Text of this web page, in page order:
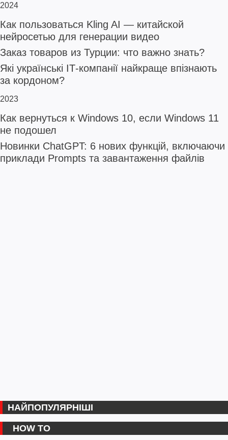
2024
Как пользоваться Kling AI — китайской
нейросетью для генерации видео
Заказ товаров из Турции: что важно знать?
Які українські ІТ-компанії найкраще впізнають
за кордоном?
2023
Как вернуться к Windows 10, если Windows 11
не подошел
Новинки ChatGPT: 6 нових функцій, включаючи
приклади Prompts та завантаження файлів
НАЙПОПУЛЯРНІШІ
HOW TO